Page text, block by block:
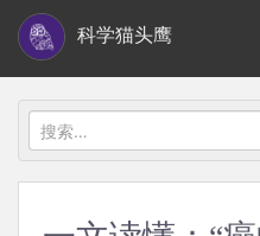
i
科学猫头鹰
搜
索：